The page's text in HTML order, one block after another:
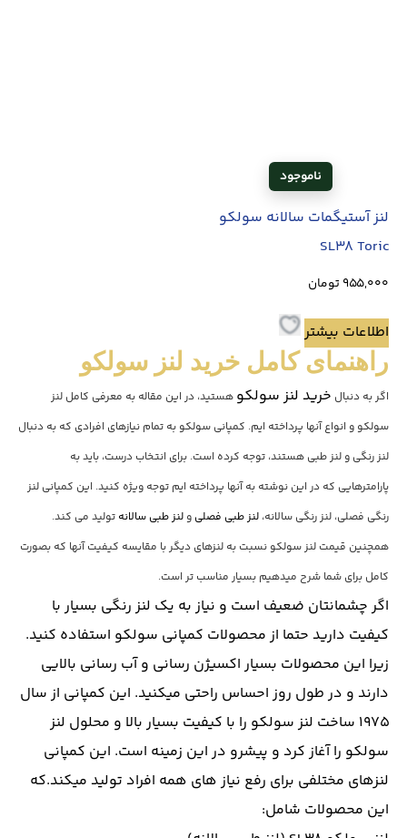
لنز آستیگمات سالانه سولکو
SL38 Toric
955,000تومان
اطلاعات بیشتر
راهنمای کامل خرید لنز سولکو
اگر به دنبال خرید لنز سولکو هستید، در این مقاله به معرفی کامل لنز
سولکو و انواع آنها پرداخته ایم. کمپانی سولکو به تمام نیازهای افرادی که به دنبال
لنز رنگی و لنز طبی هستند، توجه کرده است. برای انتخاب درست، باید به
پارامترهایی که در این نوشته به آنها پرداخته ایم توجه ویژه کنید. این کمپانی لنز
رنگی فصلی، لنز رنگی سالانه، لنز طبی فصلی و لنز طبی سالانه تولید می کند.
همچنین قیمت لنز سولکو نسبت به لنزهای دیگر با مقایسه کیفیت آنها که بصورت
کامل برای شما شرح میدهیم بسیار مناسب تر است.
اگر چشمانتان ضعیف است و نیاز به یک لنز رنگی بسیار با
کیفیت دارید حتما از محصولات کمپانی سولکو استفاده کنید.
زیرا این محصولات بسیار اکسیژن رسانی و آب رسانی بالایی
دارند و در طول روز احساس راحتی میکنید. این کمپانی از سال
1975 ساخت لنز سولکو را با کیفیت بسیار بالا و محلول لنز
سولکو را آغاز کرد و پیشرو در این زمینه است. این کمپانی
لنزهای مختلفی برای رفع نیاز های همه افراد تولید میکند.که
این محصولات شامل: